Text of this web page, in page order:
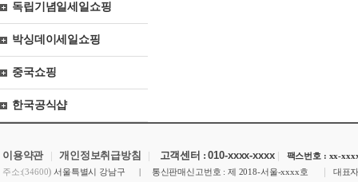
독립기념일세일쇼핑
박싱데이세일쇼핑
중국쇼핑
한국공식샵
이용약관 |개인정보취급방침 | 고객센터 :010-xxxx-xxxx |
팩스번호 : xx-
주소:(34600) 서울특별시 강남구 | 통신판매신고번호 : 제 2018-서울-xxxx호 | 대표